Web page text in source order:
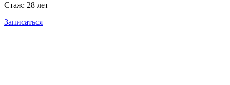
Стаж: 28 лет
Записаться